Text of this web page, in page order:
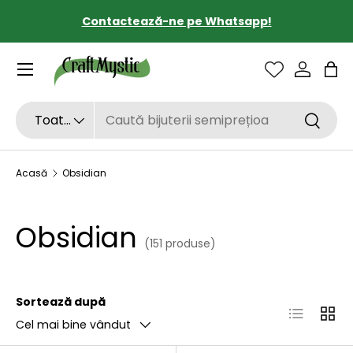
SARI LA CONȚINUT
Transport gratuit de la 190 lei
Căutare
Tipul de produs
Toate
Sac
Acasă Obsidian
Obsidian (151 produse)
Sortează după
Cel mai bine vândut
Listă Grilă